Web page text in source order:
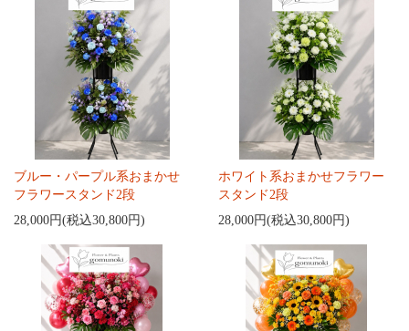
ブルー・パープル系おまかせ
フラワースタンド2段
28,000円(税込30,800円)
ホワイト系おまかせフラワー
スタンド2段
28,000円(税込30,800円)